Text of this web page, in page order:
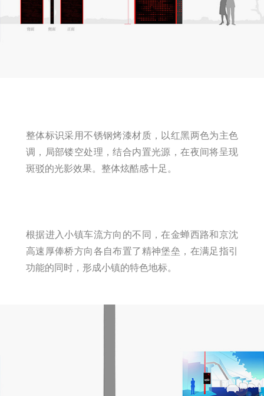
整体标识采用不锈钢烤漆材质，以红黑两色为主色
调，局部镂空处理，结合内置光源，在夜间将呈现
斑驳的光影效果。整体炫酷感十足。
根据进入小镇车流方向的不同，在金蝉西路和京沈
高速厚俸桥方向各自布置了精神堡垒，在满足指引
功能的同时，形成小镇的特色地标。